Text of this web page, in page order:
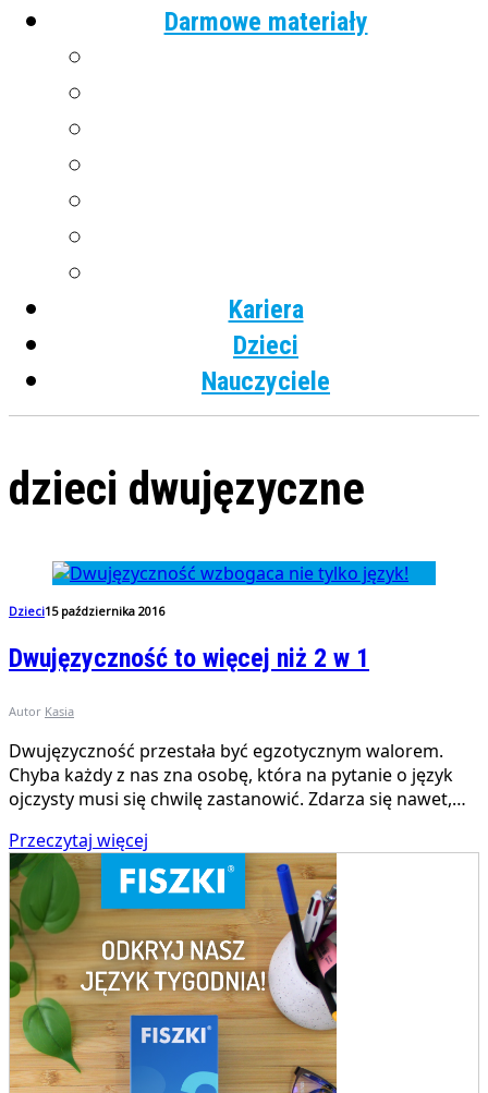
Darmowe materiały
Kariera
Dzieci
Nauczyciele
dzieci dwujęzyczne
Dzieci15 października 2016
Dwujęzyczność to więcej niż 2 w 1
Autor Kasia
Dwujęzyczność przestała być egzotycznym walorem.
Chyba każdy z nas zna osobę, która na pytanie o język
ojczysty musi się chwilę zastanowić. Zdarza się nawet,…
Przeczytaj więcej